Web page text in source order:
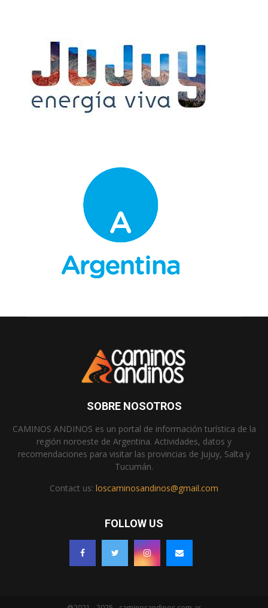
SOBRE NOSOTROS
CAMINOS ANDINOS es un portal de información turística de la
región noroeste de Argentina. Actividades, datos y
recomendaciones para visitar las provincias de Jujuy, Salta y
Tucumán.
Contact us: loscaminosandinos@gmail.com
FOLLOW US